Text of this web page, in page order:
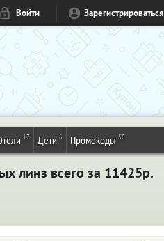
Войти Зарегистрироваться
17 Дети 6 Промокоды 50
линз всего за 11425р.